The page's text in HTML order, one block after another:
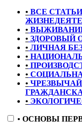
• ВСЕ
•
• ЗДОРОВЫЙ
• ЛИЧНАЯ
•
•
•
•
•
• ОСНОВЫ